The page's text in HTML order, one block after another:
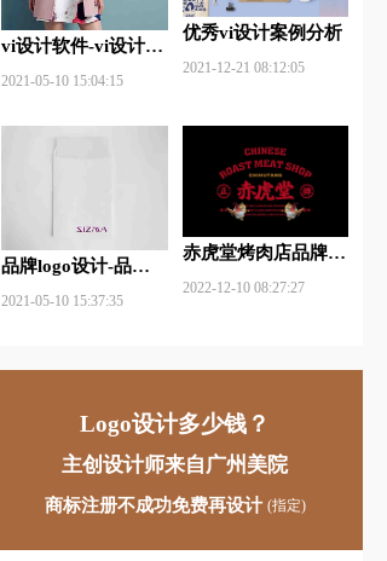
vi设计软件-vi设计用
2021-05-10 15:04:15
优秀vi设计案例分析
2021-12-21 08:12:05
品牌logo设计-品牌vi
2021-05-10 15:37:35
赤虎堂烤肉店品牌VI
2022-12-10 08:27:27
Logo设计多少钱？
主创设计师来自广州美院
商标注册不成功免费再设计 (指定)